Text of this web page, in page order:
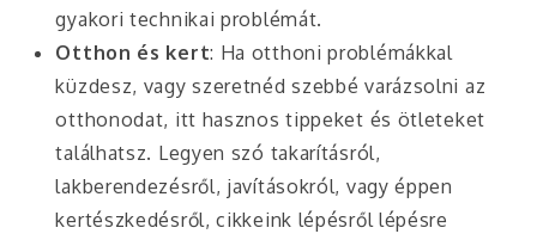
gyakori technikai problémát.
Otthon és kert: Ha otthoni problémákkal
küzdesz, vagy szeretnéd szebbé varázsolni az
otthonodat, itt hasznos tippeket és ötleteket
találhatsz. Legyen szó takarításról,
lakberendezésről, javításokról, vagy éppen
kertészkedésről, cikkeink lépésről lépésre